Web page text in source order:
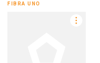
FIBRA UNO